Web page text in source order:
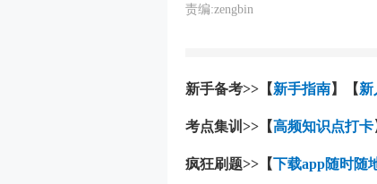
责编:zengbin
新手备考>>【新手指南】【新
考点集训>>【高频知识点打卡
疯狂刷题>>【下载app随时随